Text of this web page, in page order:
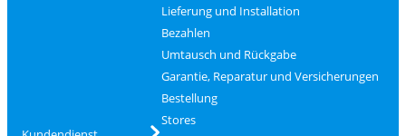
Lieferung und Installation
Bezahlen
Umtausch und Rückgabe
Garantie, Reparatur und Versicherungen
Bestellung
Stores